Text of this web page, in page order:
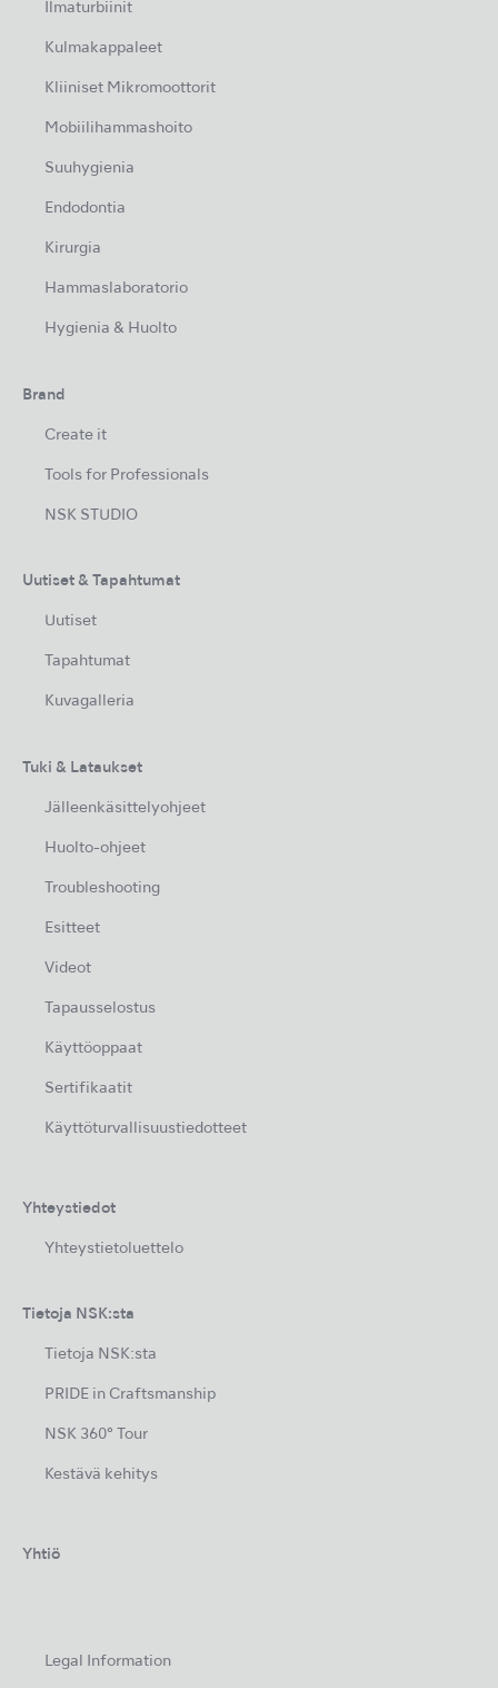
Ilmaturbiinit
Kulmakappaleet
Kliiniset Mikromoottorit
Mobiilihammashoito
Suuhygienia
Endodontia
Kirurgia
Hammaslaboratorio
Hygienia & Huolto
Brand
Create it
Tools for Professionals
NSK STUDIO
Uutiset & Tapahtumat
Uutiset
Tapahtumat
Kuvagalleria
Tuki & Lataukset
Jälleenkäsittelyohjeet
Huolto-ohjeet
Troubleshooting
Esitteet
Videot
Tapausselostus
Käyttöoppaat
Sertifikaatit
Käyttöturvallisuustiedotteet
Yhteystiedot
Yhteystietoluettelo
Tietoja NSK:sta
Tietoja NSK:sta
PRIDE in Craftsmanship
NSK 360° Tour
Kestävä kehitys
Yhtiö
Legal Information